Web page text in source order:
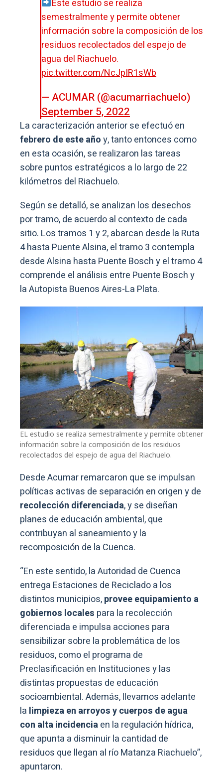
Este estudio se realiza
semestralmente y permite obtener
información sobre la composición de los
residuos recolectados del espejo de
agua del Riachuelo.
pic.twitter.com/NcJpIR1sWb
— ACUMAR (@acumarriachuelo)
September 5, 2022
La caracterización anterior se efectuó en
febrero de este añoy, tanto entonces como
en esta ocasión, se realizaron las tareas
sobre puntos estratégicos a lo largo de 22
kilómetros del Riachuelo.
Según se detalló, se analizan los desechos
por tramo, de acuerdo al contexto de cada
sitio. Los tramos 1 y 2, abarcan desde la Ruta
4 hasta Puente Alsina, el tramo 3 contempla
desde Alsina hasta Puente Bosch y el tramo 4
comprende el análisis entre Puente Bosch y
la Autopista Buenos Aires-La Plata.
EL estudio se realiza semestralmente y permite obtener
información sobre la composición de los residuos
recolectados del espejo de agua del Riachuelo.
Desde Acumar remarcaron que se impulsan
políticas activas de separación en origen y de
recolección diferenciada, y se diseñan
planes de educación ambiental, que
contribuyan al saneamiento y la
recomposición de la Cuenca.
“En este sentido, la Autoridad de Cuenca
entrega Estaciones de Reciclado a los
distintos municipios,provee equipamiento a
gobiernos locales para la recolección
diferenciada e impulsa acciones para
sensibilizar sobre la problemática de los
residuos, como el programa de
Preclasificación en Instituciones y las
distintas propuestas de educación
socioambiental. Además, llevamos adelante
la limpieza en arroyos y cuerpos de agua
con alta incidenciaen la regulación hídrica,
que apunta a disminuir la cantidad de
residuos que llegan al río Matanza Riachuelo”,
apuntaron.